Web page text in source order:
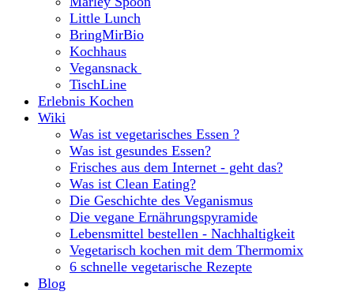
Little Lunch
BringMirBio
Kochhaus
Vegansnack
TischLine
Erlebnis Kochen
Wiki
Was ist vegetarisches Essen ?
Was ist gesundes Essen?
Frisches aus dem Internet - geht das?
Was ist Clean Eating?
Die Geschichte des Veganismus
Die vegane Ernährungspyramide
Lebensmittel bestellen - Nachhaltigkeit
Vegetarisch kochen mit dem Thermomix
6 schnelle vegetarische Rezepte
Blog